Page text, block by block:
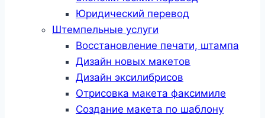
Юридический перевод
Штемпельные услуги
Восстановление печати, штампа
Дизайн новых макетов
Дизайн эксилибрисов
Отрисовка макета факсимиле
Создание макета по шаблону